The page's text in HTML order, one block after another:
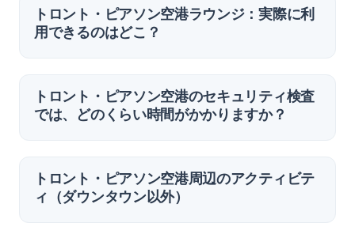
トロント・ピアソン空港ラウンジ：実際に利
用できるのはどこ？
トロント・ピアソン空港のセキュリティ検査
では、どのくらい時間がかかりますか？
トロント・ピアソン空港周辺のアクティビテ
ィ（ダウンタウン以外）